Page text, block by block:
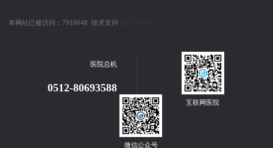
本网站已被访问：7910648 技术支持：
医院总机
0512-80693588
互联网医院
微信公众号